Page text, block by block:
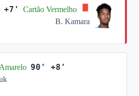
+7'
Cartão Vermelho
B. Kamara
90' +8'